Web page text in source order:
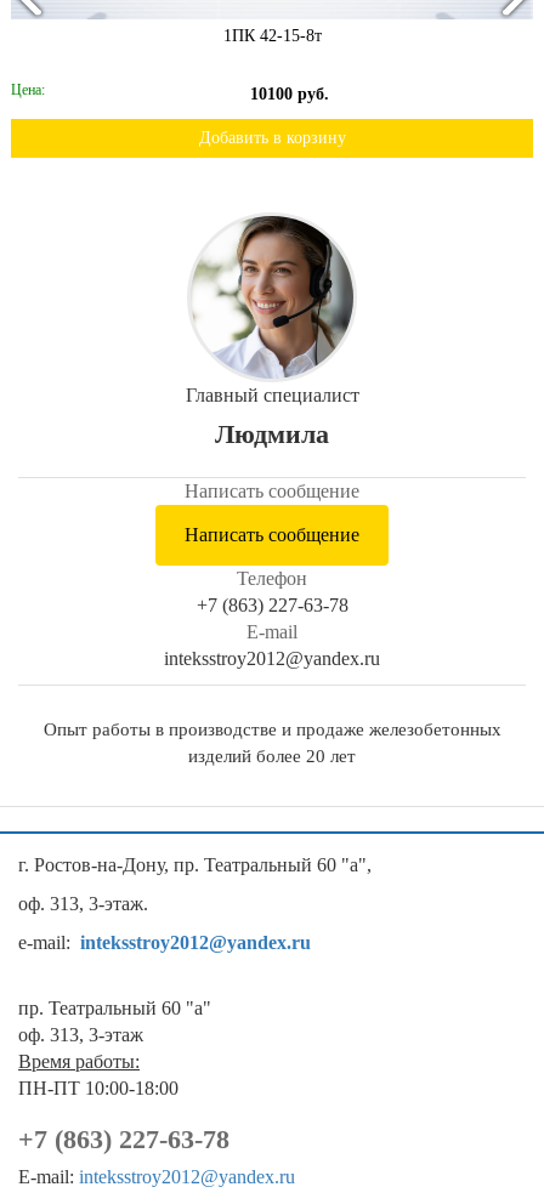
1ПК 42-15-8т
Цена: 10100 руб.
Добавить в корзину
Главный специалист
Людмила
Написать сообщение
Написать сообщение
Телефон
+7 (863) 227-63-78
E-mail
inteksstroy2012@yandex.ru
Опыт работы в производстве и продаже железобетонных
изделий более 20 лет
г. Ростов-на-Дону, пр. Театральный 60 "а",
оф. 313, 3-этаж.
e-mail: inteksstroy2012@yandex.ru
пр. Театральный 60 "а"
оф. 313, 3-этаж
Время работы:
ПН-ПТ 10:00-18:00
+7 (863) 227-63-78
E-mail: inteksstroy2012@yandex.ru